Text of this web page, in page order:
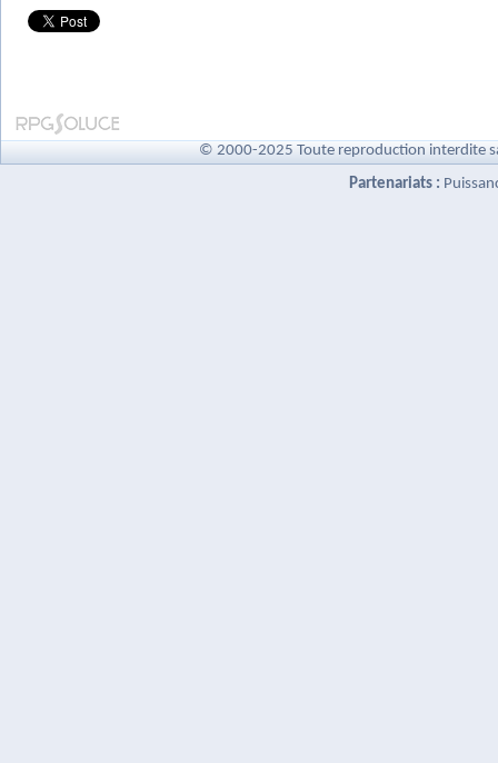
© 2000-2025 Toute reproduction interdite
Partenariats :